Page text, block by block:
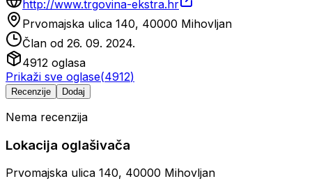
http://www.trgovina-ekstra.hr
Prvomajska ulica 140, 40000 Mihovljan
Član od 26. 09. 2024.
4912 oglasa
Prikaži sve oglase(4912)
Recenzije Dodaj
Nema recenzija
Lokacija oglašivača
Prvomajska ulica 140, 40000 Mihovljan